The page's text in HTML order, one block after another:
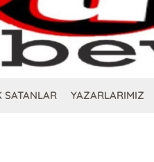
SATANLAR YAZARLARIMIZ